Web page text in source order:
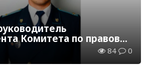
Комитета по правовой
и специальным учетам
области
84 0